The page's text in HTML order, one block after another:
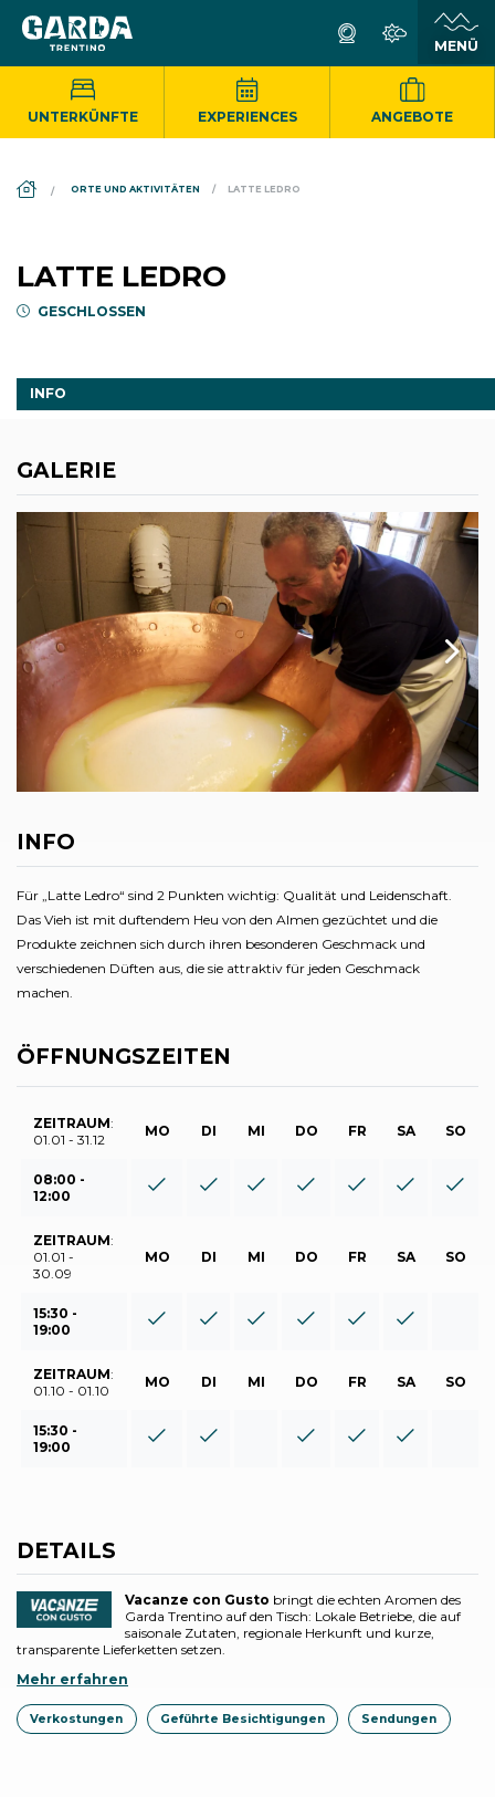
UNTERKÜNFTE EXPERIENCES ANGEBOTE
ORTE UND AKTIVITÄTEN LATTE LEDRO
LATTE LEDRO
GESCHLOSSEN
INFO
GALERIE
INFO
Für „Latte Ledro“ sind 2 Punkten wichtig: Qualität und Leidenschaft.
Das Vieh ist mit duftendem Heu von den Almen gezüchtet und die
Produkte zeichnen sich durch ihren besonderen Geschmack und
verschiedenen Düften aus, die sie attraktiv für jeden Geschmack
machen.
ÖFFNUNGSZEITEN
ZEITRAUM:
01.01 - 31.12
MO DI MI DO FR SA SO
08:00 -
12:00
ZEITRAUM:
01.01 -
30.09
MO DI MI DO FR SA SO
15:30 -
19:00
ZEITRAUM:
01.10 - 01.10
MO DI MI DO FR SA SO
15:30 -
19:00
DETAILS
Vacanze con Gusto bringt die echten Aromen des
Garda Trentino auf den Tisch: Lokale Betriebe, die auf
saisonale Zutaten, regionale Herkunft und kurze,
transparente Lieferketten setzen.
Mehr erfahren
Verkostungen Geführte Besichtigungen Sendungen